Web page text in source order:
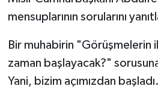
mensuplarının sorularını
Bir muhabirin "Görüşmelerin
zaman başlayacak?"
Yani, bizim açımızdan